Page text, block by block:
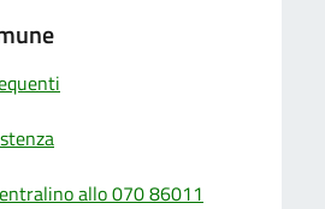
allo 070 86011